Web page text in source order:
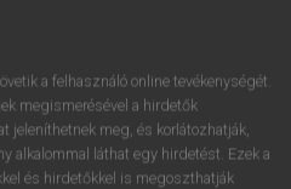
a felhasználó online tevékenységét.
megismerésével a hirdetők
jeleníthetnek meg, és korlátozhatják,
alkalommal láthat egy hirdetést. Ezek a
és hirdetőkkel is megoszthatják